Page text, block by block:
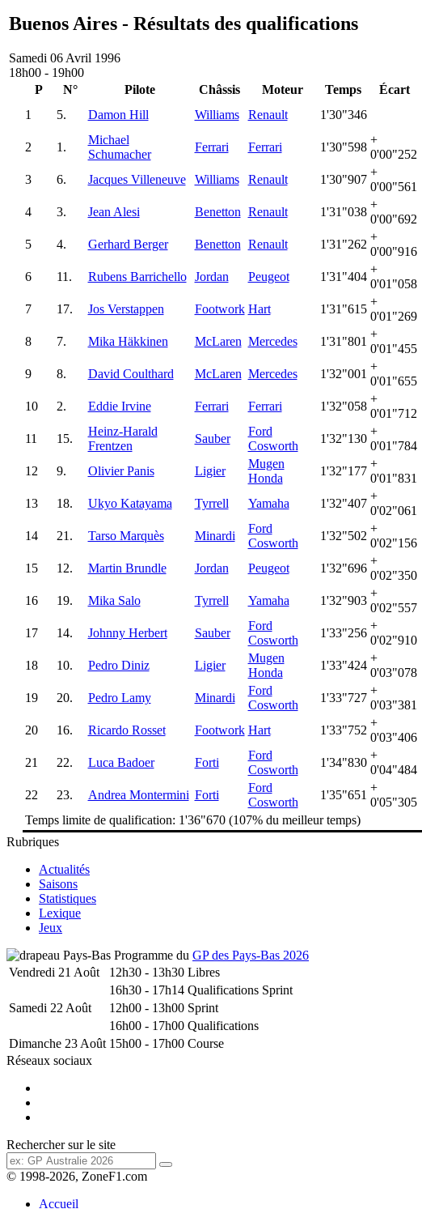
Buenos Aires - Résultats des qualifications
Samedi 06 Avril 1996
18h00 - 19h00
P
N° Pilote Châssis Moteur Temps Écart
1
5. Damon Hill Williams Renault 1'30"346
2 1.
Michael
Schumacher
Ferrari Ferrari 1'30"598
+
0'00"252
3 6. Jacques Villeneuve Williams Renault 1'30"907
+
0'00"561
4 3. Jean Alesi Benetton Renault 1'31"038
+
0'00"692
5 4. Gerhard Berger Benetton Renault 1'31"262
+
0'00"916
6 11. Rubens Barrichello Jordan Peugeot 1'31"404
+
0'01"058
7 17. Jos Verstappen Footwork Hart 1'31"615
+
0'01"269
8 7. Mika Häkkinen McLaren Mercedes 1'31"801
+
0'01"455
9 8. David Coulthard McLaren Mercedes 1'32"001
+
0'01"655
10 2. Eddie Irvine Ferrari Ferrari 1'32"058
+
0'01"712
11 15.
Heinz-Harald
Frentzen
Sauber
Ford
Cosworth
1'32"130
+
0'01"784
12 9. Olivier Panis Ligier
Mugen
Honda
1'32"177
+
0'01"831
13 18. Ukyo Katayama Tyrrell Yamaha 1'32"407
+
0'02"061
14 21. Tarso Marquès Minardi
Ford
Cosworth
1'32"502
+
0'02"156
15 12. Martin Brundle Jordan Peugeot 1'32"696
+
0'02"350
16 19. Mika Salo Tyrrell Yamaha 1'32"903
+
0'02"557
17 14. Johnny Herbert Sauber
Ford
Cosworth
1'33"256
+
0'02"910
18 10. Pedro Diniz Ligier
Mugen
Honda
1'33"424
+
0'03"078
19 20. Pedro Lamy Minardi
Ford
Cosworth
1'33"727
+
0'03"381
20 16. Ricardo Rosset Footwork Hart 1'33"752
+
0'03"406
21 22. Luca Badoer Forti
Ford
Cosworth
1'34"830
+
0'04"484
22 23. Andrea Montermini Forti
Ford
Cosworth
1'35"651
+
0'05"305
Temps limite de qualification: 1'36"670 (107% du meilleur temps)
Rubriques
Actualités
Saisons
Statistiques
Lexique
Jeux
Programme du GP des Pays-Bas 2026
Vendredi 21 Août
12h30 - 13h30 Libres
16h30 - 17h14 Qualifications Sprint
Samedi 22 Août
12h00 - 13h00 Sprint
16h00 - 17h00 Qualifications
Dimanche 23 Août 15h00 - 17h00 Course
Réseaux sociaux
Rechercher sur le site
© 1998-2026, ZoneF1.com
Accueil